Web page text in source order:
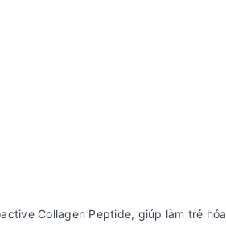
Collagen Peptide, giúp làm trẻ hóa